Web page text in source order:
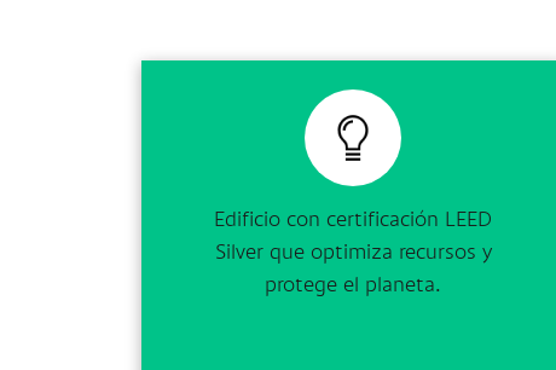
Edificio con certificación LEED
Silver que optimiza recursos y
protege el planeta.